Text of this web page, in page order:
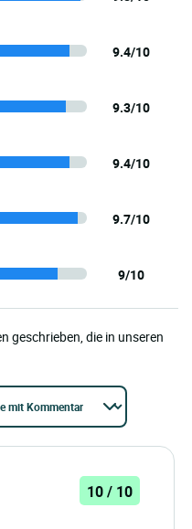
9.4/10
9.3/10
9.4/10
9.7/10
9/10
geschrieben, die in unseren
10 / 10